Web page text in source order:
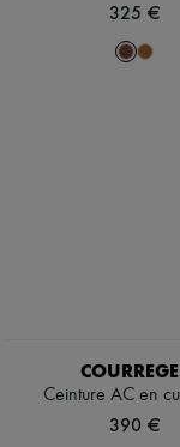
325 €
Ceinture AC en
390 €